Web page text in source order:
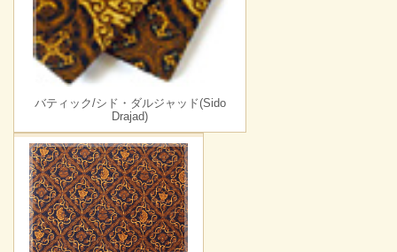
バティック/シド・ダルジャッド(Sido
Drajad)